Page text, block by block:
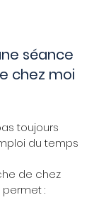
séance
chez moi
toujours
du temps
de chez
: